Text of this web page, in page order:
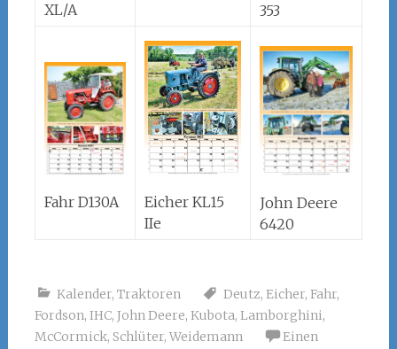
XL/A
353
Fahr D130A
Eicher KL15
IIe
John Deere
6420
Kalender, Traktoren Deutz, Eicher, Fahr,
Fordson, IHC, John Deere, Kubota, Lamborghini,
McCormick, Schlüter, Weidemann
Einen